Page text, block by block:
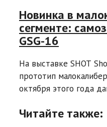
Новинка в
сегменте:
GSG-16
На выставке SHOT
прототип
октября этого года
Читайте также: